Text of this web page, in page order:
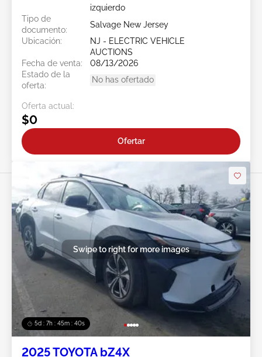
izquierdo
Tipo de
documento:
Salvage New Jersey
Ubicación:
NJ - ELECTRIC VEHICLE
AUCTIONS
Fecha de venta:
08/13/2026
Estado de la
oferta:
No has ofertado
Oferta actual:
$0
Ofertar
5d : 7h : 45m : 38s
Swipe to right for more images
2025 TOYOTA bZ4X